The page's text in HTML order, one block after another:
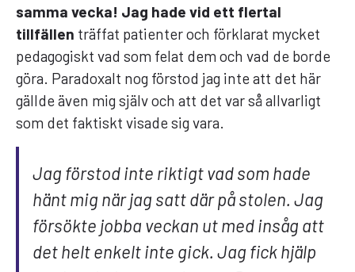
samma vecka! Jag hade vid ett flertal
tillfällen träffat patienter och förklarat mycket
pedagogiskt vad som felat dem och vad de borde
göra. Paradoxalt nog förstod jag inte att det här
gällde även mig själv och att det var så allvarligt
som det faktiskt visade sig vara.
Jag förstod inte riktigt vad som hade
hänt mig när jag satt där på stolen. Jag
försökte jobba veckan ut med insåg att
det helt enkelt inte gick. Jag fick hjälp